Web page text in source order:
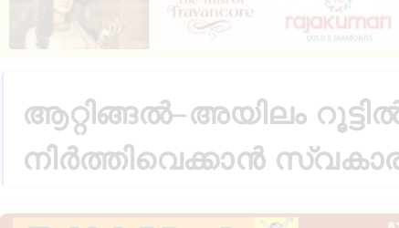
ആറ്റിങ്ങൽ–അയിലം
നിർത്തിവെക്കാൻ